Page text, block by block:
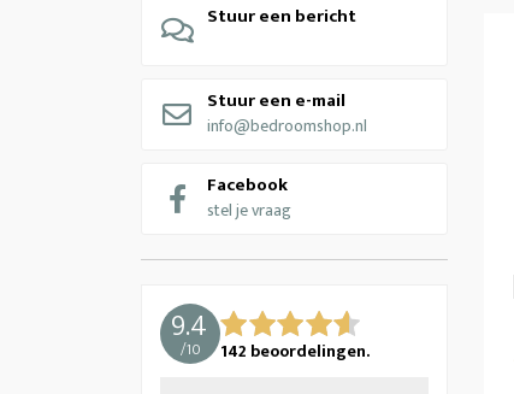
Stuur een bericht
Stuur een e-mail
info@bedroomshop.nl
Facebook
stel je vraag
9.4
/10 142 beoordelingen.